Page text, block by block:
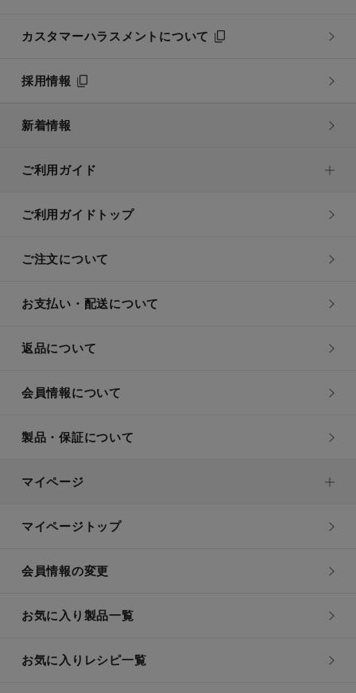
カスタマーハラスメントについて
採用情報
新着情報
ご利用ガイド
ご利用ガイドトップ
ご注文について
お支払い・配送について
返品について
会員情報について
製品・保証について
マイページ
マイページトップ
会員情報の変更
お気に入り製品一覧
お気に入りレシピ一覧